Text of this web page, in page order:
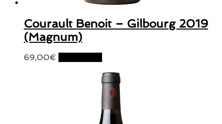
Courault Benoit – Gilbourg 2019
(Magnum)
69,00€